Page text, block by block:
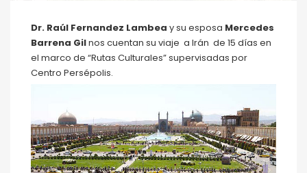
Dr. Raúl Fernandez Lambea y su esposa Mercedes
Barrena Gilnos cuentan su viaje a Irán de 15 días en
el marco de “Rutas Culturales” supervisadas por
Centro Persépolis.